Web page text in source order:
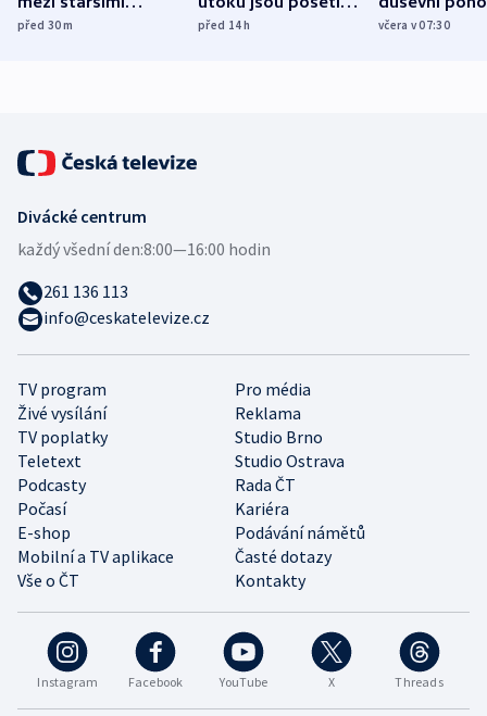
Poláky nebezpečné
před 30m
míní estonský
před 14h
ukázala
včera v 07:30
Instagram Facebook YouTube X Threads
TV program
Pro média
Živé vysílání
Reklama
TV poplatky
Studio Brno
Teletext
Studio Ostrava
Podcasty
Rada ČT
Počasí
Kariéra
E-shop
Podávání námětů
Mobilní a TV aplikace
Časté dotazy
Vše o ČT
Kontakty
Divácké centrum
každý všední den:8:00—16:00 hodin
261 136 113
info@ceskatelevize.cz